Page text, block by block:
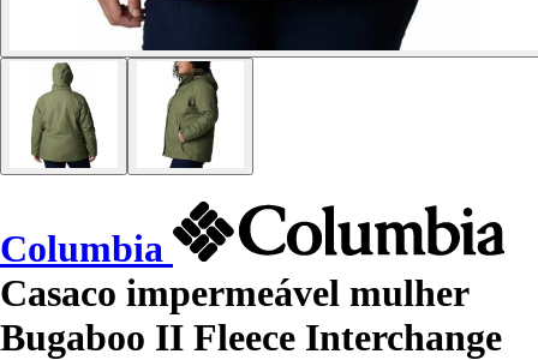
Columbia
Casaco impermeável mulher
Bugaboo II Fleece Interchange